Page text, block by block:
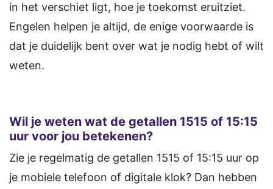
in het verschiet ligt, hoe je toekomst eruitziet.
Engelen helpen je altijd, de enige voorwaarde is
dat je duidelijk bent over wat je nodig hebt of wilt
weten.
Wil je weten wat de getallen 1515 of 15:15
uur voor jou betekenen?
Zie je regelmatig de getallen 1515 of 15:15 uur op
je mobiele telefoon of digitale klok? Dan hebben